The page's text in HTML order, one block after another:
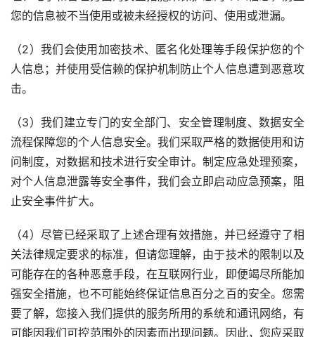
您的信息被不当使用或被未经授权的访问、使用或泄漏。
（2）我们会使用加密技术、匿名化处理等手段保护您的个
人信息；并使用受信赖的保护机制防止个人信息遭到恶意攻
击。
（3）我们建立专门的安全部门、安全管理制度、数据安全
流程保障您的个人信息安全。我们采取严格的数据使用和访
问制度，对数据和技术进行安全审计。制定应急处理预案，
对个人信息泄露等安全事件，我们会立即启动应急预案，阻
止安全事件扩大。
（4）尽管已经采取了上述合理有效措施，并已经遵守了相
关法律规定要求的标准，但请您理解，由于技术的限制以及
可能存在的各种恶意手段，在互联网行业，即便竭尽所能加
强安全措施，也不可能始终保证信息百分之百的安全。您需
要了解，您接入我们提供的服务所用的系统和通讯网络，有
可能因我们可控范围外的因素而出现问题。因此，您应采取